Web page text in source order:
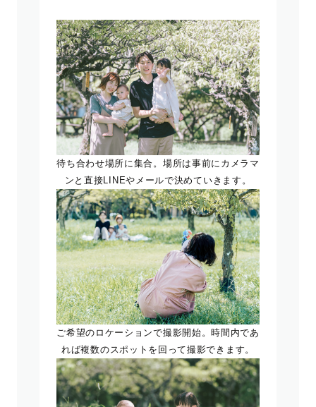
待ち合わせ場所に集合。場所は事前にカメラマ
ンと直接LINEやメールで決めていきます。
ご希望のロケーションで撮影開始。時間内であ
れば複数のスポットを回って撮影できます。